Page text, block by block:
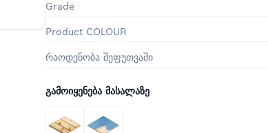
Grade
Product COLOUR
რაოდენობა შეფუთვაში
ᲒᲐᲛᲝᲘᲧᲔᲜᲔᲑᲐ ᲛᲐᲡᲐᲚᲐᲖᲔ